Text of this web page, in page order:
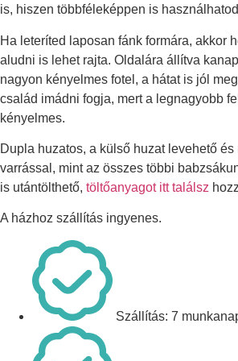
is, hiszen többféleképpen is
Ha leteríted laposan fánk formára, akkor
aludni is lehet rajta. Oldalára állítva
nagyon kényelmes fotel, a hátat is jól
család imádni fogja, mert a legnagyobb
kényelmes.
Dupla huzatos, a külső huzat levehető és
varrással, mint az összes többi
is utántölthető, töltőanyagot itt találsz
A házhoz szállítás ingyenes.
Szállítás: 7